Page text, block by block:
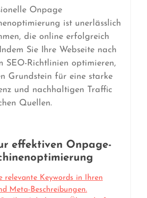
Onpage
ist unerlässlich
die online erfolgreich
Sie Ihre Webseite nach
SEO-Richtlinien optimieren,
Grundstein für eine starke
und nachhaltigen Traffic
Quellen.
effektiven Onpage-
relevante Keywords in Ihren
Meta-Beschreibungen.